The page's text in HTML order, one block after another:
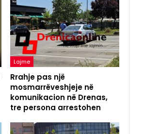
Lajme
Rrahje pas një
mosmarrëveshjeje në
komunikacion në Drenas,
tre persona arrestohen